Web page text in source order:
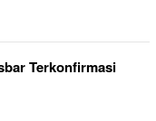
Terkonfirmasi